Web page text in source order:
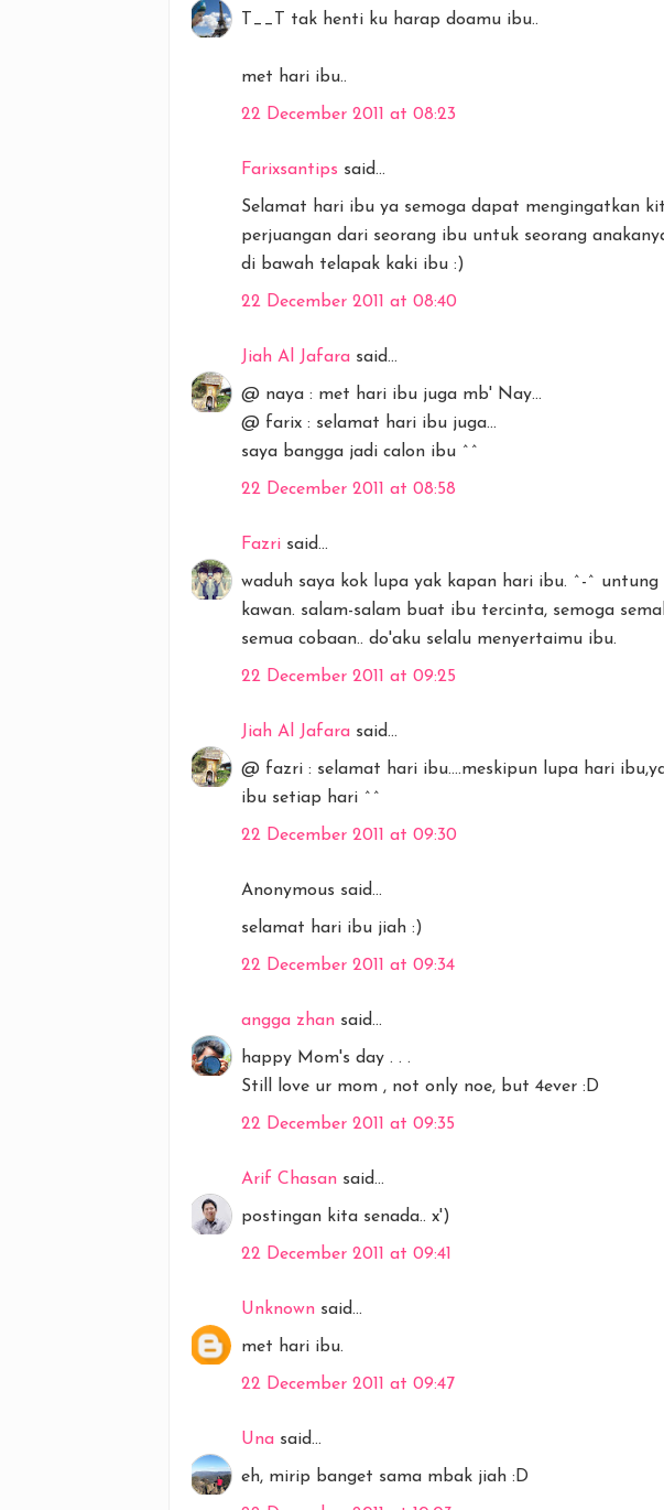
T__T tak henti ku harap doamu ibu..
met hari ibu..
22 December 2011 at 08:23
Farixsantips said...
Selamat hari ibu ya semoga dapat mengingatkan
perjuangan dari seorang ibu untuk seorang
di bawah telapak kaki ibu :)
22 December 2011 at 08:40
Jiah Al Jafara said...
@ naya : met hari ibu juga mb' Nay...
@ farix : selamat hari ibu juga...
saya bangga jadi calon ibu ^^
22 December 2011 at 08:58
Fazri said...
waduh saya kok lupa yak kapan hari ibu. ^-^
kawan. salam-salam buat ibu tercinta, semoga
semua cobaan.. do'aku selalu menyertaimu ibu.
22 December 2011 at 09:25
Jiah Al Jafara said...
@ fazri : selamat hari ibu....meskipun lupa hari
ibu setiap hari ^^
22 December 2011 at 09:30
Anonymous said...
selamat hari ibu jiah :)
22 December 2011 at 09:34
angga zhan said...
happy Mom's day . . .
Still love ur mom , not only noe, but 4ever :D
22 December 2011 at 09:35
Arif Chasan said...
postingan kita senada.. x')
22 December 2011 at 09:41
Unknown said...
met hari ibu.
22 December 2011 at 09:47
Una said...
eh, mirip banget sama mbak jiah :D